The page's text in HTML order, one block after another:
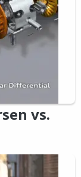
vs.